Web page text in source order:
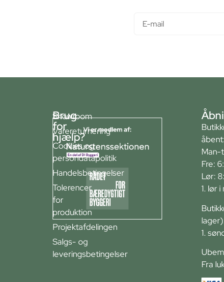
Brug
for
hjælp?
Showroom
Varereturnering
Cookies og
persondatapolitik
Handelsbetingelser
Tolerencer
for
produktion
Projektafdelingen
Salgs- og
leveringsbetingelser
åbent:
Man-
Fre:
Lør:
1. lør
1.
Fra